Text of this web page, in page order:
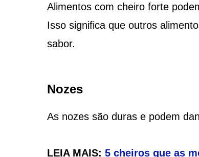
Alimentos com cheiro forte
Isso significa que outros
sabor.
Nozes
As nozes são duras e podem
LEIA MAIS: 5 cheiros que as